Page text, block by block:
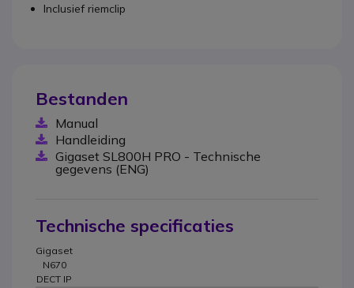
Inclusief riemclip
Bestanden
Manual
Handleiding
Gigaset SL800H PRO - Technische
gegevens (ENG)
Technische specificaties
Gigaset
N670
DECT IP